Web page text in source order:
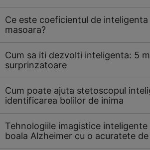
Ce este coeficientul de inteligenta
masoara?
Cum sa iti dezvolti inteligenta: 5
surprinzatoare
Cum poate ajuta stetoscopul
identificarea bolilor de inima
Tehnologiile imagistice
boala Alzheimer cu o acuratete de